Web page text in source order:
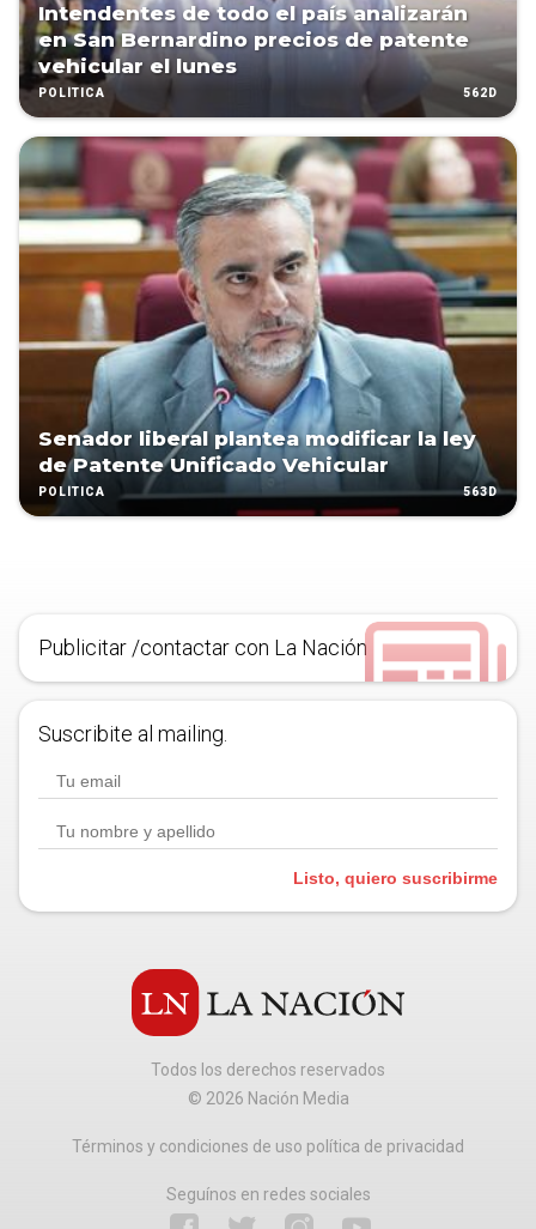
Intendentes de todo el país analizarán
en San Bernardino precios de patente
vehicular el lunes
POLÍTICA 562D
Senador liberal plantea modificar la ley
de Patente Unificado Vehicular
POLÍTICA 563D
Publicitar /contactar con La Nación
Suscribite al mailing.
Listo, quiero suscribirme
Todos los derechos reservados
© 2026 Nación Media
Términos y condiciones de uso política de privacidad
Seguínos en redes sociales